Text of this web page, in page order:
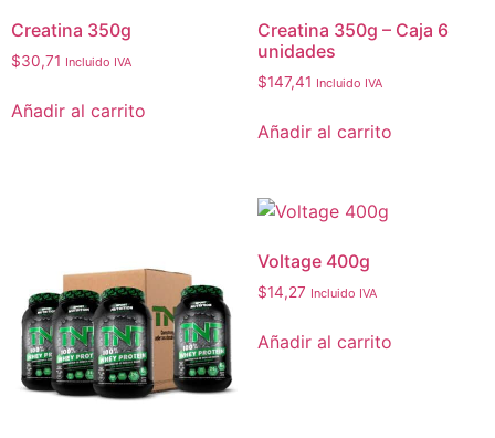
Creatina 350g
$30,71 Incluido IVA
Añadir al carrito
Creatina 350g – Caja 6
unidades
$147,41 Incluido IVA
Añadir al carrito
Voltage 400g
$14,27 Incluido IVA
Añadir al carrito